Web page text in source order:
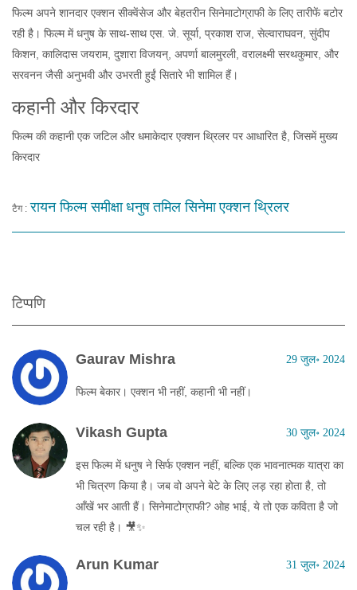
फिल्म अपने शानदार एक्शन सीक्वेंसेज और बेहतरीन सिनेमाटोग्राफी के लिए तारीफें बटोर
रही है। फिल्म में धनुष के साथ-साथ एस. जे. सूर्या, प्रकाश राज, सेल्वाराघवन, सुंदीप
किशन, कालिदास जयराम, दुशारा विजयन्, अपर्णा बालमुरली, वरालक्ष्मी सरथकुमार, और
सरवनन जैसी अनुभवी और उभरती हुईं सितारे भी शामिल हैं।
कहानी और किरदार
फिल्म की कहानी एक जटिल और धमाकेदार एक्शन थ्रिलर पर आधारित है, जिसमें मुख्य
किरदार
टैग : रायन फिल्म समीक्षा धनुष तमिल सिनेमा एक्शन थ्रिलर
टिप्पणि
Gaurav Mishra 29 जुल॰ 2024
फिल्म बेकार। एक्शन भी नहीं, कहानी भी नहीं।
Vikash Gupta 30 जुल॰ 2024
इस फिल्म में धनुष ने सिर्फ एक्शन नहीं, बल्कि एक भावनात्मक यात्रा का
भी चित्रण किया है। जब वो अपने बेटे के लिए लड़ रहा होता है, तो
आँखें भर आती हैं। सिनेमाटोग्राफी? ओह भाई, ये तो एक कविता है जो
चल रही है। 🎥✨
Arun Kumar 31 जुल॰ 2024